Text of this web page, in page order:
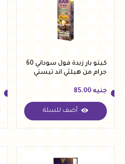
كيتو بار زبدة فول سوداني 60
جرام من هيلثي اند تيستي
جنيه
جنيه 85.00
أضف للسلة